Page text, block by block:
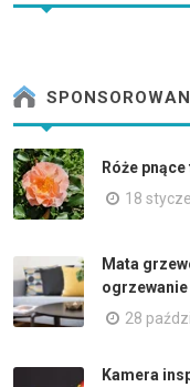
Róże
18
Mata
28
Kamera